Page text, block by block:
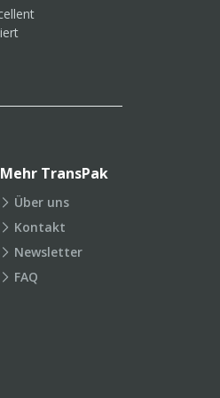
Mehr TransPak
Über uns
Kontakt
Newsletter
FAQ